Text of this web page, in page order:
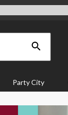
Party City